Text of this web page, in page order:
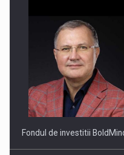
ROOTED IN ROMANIA,
THE…
Fondul de investitii